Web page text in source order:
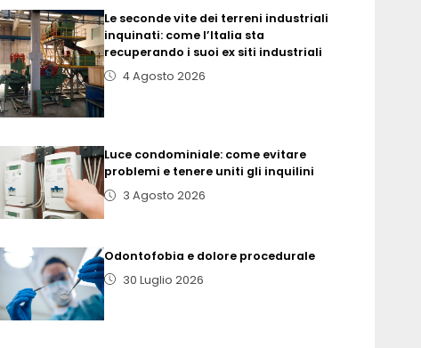
Le seconde vite dei terreni industriali
inquinati: come l’Italia sta
recuperando i suoi ex siti industriali
4 Agosto 2026
Luce condominiale: come evitare
problemi e tenere uniti gli inquilini
3 Agosto 2026
Odontofobia e dolore procedurale
30 Luglio 2026